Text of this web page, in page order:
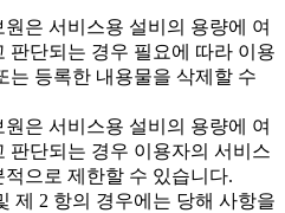
은 서비스용 설비의 용량에 여
판단되는 경우 필요에 따라 이용
는 등록한 내용물을 삭제할 수
은 서비스용 설비의 용량에 여
판단되는 경우 이용자의 서비스
적으로 제한할 수 있습니다.
제 2 항의 경우에는 당해 사항을